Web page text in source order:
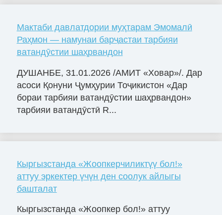
Мактаби давлатдории муҳтарам Эмомалӣ
Раҳмон — намунаи барҷастаи тарбияи
ватандӯстии шаҳрвандон
ДУШАНБЕ, 31.01.2026 /АМИТ «Ховар»/. Дар
асоси Қонуни Ҷумҳурии Тоҷикистон «Дар
бораи тарбияи ватандӯстии шаҳрвандон»
тарбияи ватандӯстӣ R...
Кыргызстанда «Жоопкерчиликтүү бол!»
аттуу эркектер үчүн ден соолук айлыгы
башталат
Кыргызстанда «Жоопкер бол!» аттуу